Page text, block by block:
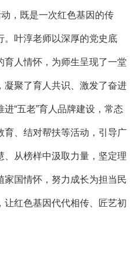
，既是一次红色基因的传
。叶淳老师以深厚的党史底
育人情怀，为师生呈现了一堂
凝聚了育人共识、激发了奋进
“五老”育人品牌建设，常态
育、结对帮扶等活动，引导广
、从榜样中汲取力量，坚定理
家国情怀，努力成长为担当民
让红色基因代代相传、匠艺初